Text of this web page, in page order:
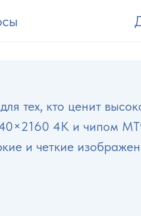
тех, кто ценит
4K и чипом
и четкие